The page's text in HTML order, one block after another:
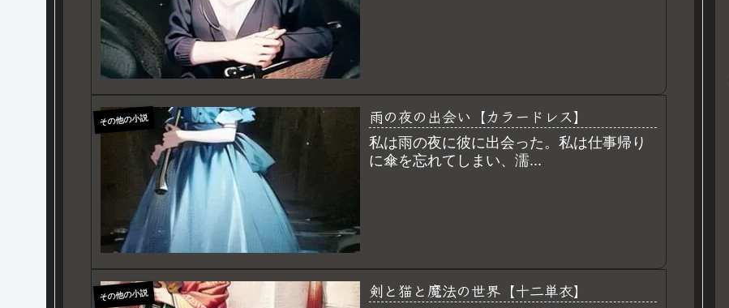
その他の小説 雨の夜の出会い【カラードレス】
私は雨の夜に彼に出会った。私は仕事帰り
に傘を忘れてしまい、濡...
その他の小説 剣と猫と魔法の世界【十二単衣】